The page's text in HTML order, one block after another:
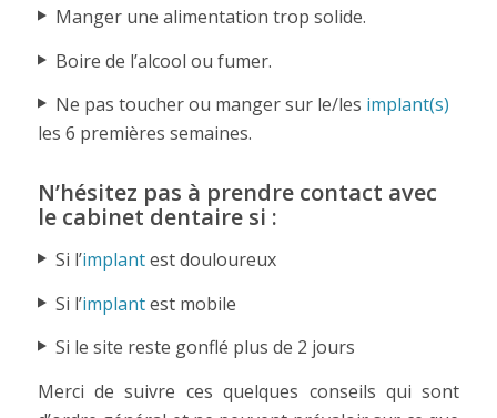
Manger une alimentation trop solide.
Boire de l’alcool ou fumer.
Ne pas toucher ou manger sur le/les implant(s)
les 6 premières semaines.
N’hésitez pas à prendre contact avec
le cabinet dentaire si :
Si l’implantest douloureux
Si l’implantest mobile
Si le site reste gonflé plus de 2 jours
Merci de suivre ces quelques conseils qui sont